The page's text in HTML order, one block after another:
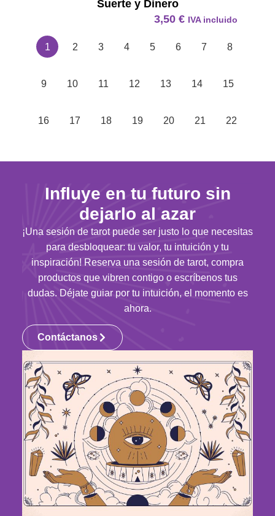
Suerte y Dinero
3,50 € IVA incluido
1 2 3 4 5 6 7 8
9 10 11 12 13 14 15
16 17 18 19 20 21 22
Influye en tu futuro sin
dejarlo al azar
¡Una sesión de tarot puede ser justo lo que necesitas
para desbloquear: tu valor, tu intuición y tu
inspiración! Reserva una sesión de tarot, compra
productos que vibren contigo o escríbenos tus
dudas. Déjate guiar por tu intuición, el momento es
ahora.
Contáctanos